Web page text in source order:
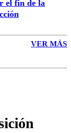
el fin de la
VER MÁS